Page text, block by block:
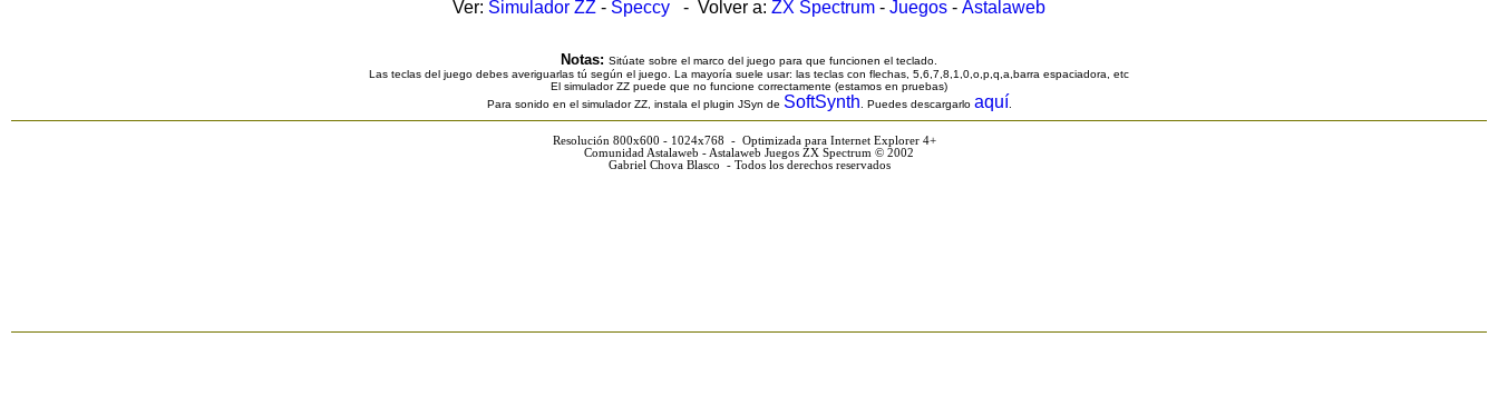
Ver: Simulador ZZ - Speccy - Volver a: ZX Spectrum - Juegos - Astalaweb
Notas: Sitúate sobre el marco del juego para que funcionen el teclado.
Las teclas del juego debes averiguarlas tú según el juego. La mayoría suele usar: las teclas con flechas, 5,6,7,8,1,0,o,p,q,a,barra espaciadora, etc
El simulador ZZ puede que no funcione correctamente (estamos en pruebas)
Para sonido en el simulador ZZ, instala el plugin JSyn de SoftSynth . Puedes descargarlo aquí
Resolución 800x600 - 1024x768 - Optimizada para Internet Explorer 4+
Comunidad Astalaweb - Astalaweb Juegos ZX Spectrum © 2002
Gabriel Chova Blasco - Todos los derechos reservados